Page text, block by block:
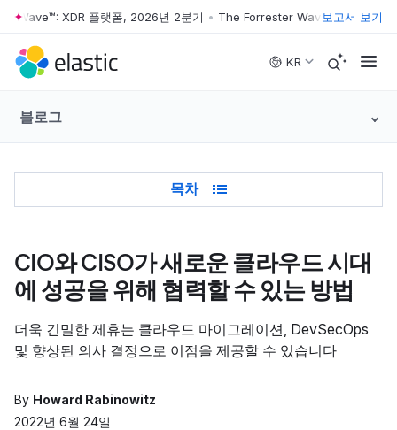
Skip to main content
XDR 플랫폼, 2026년 2분기 • The Forrester Wave™: XDR 플랫폼
보고서 보기
KR
블로그
Table of Contents
목차
CIO와 CISO가 새로운 클라우드 시대
에 성공을 위해 협력할 수 있는 방법
더욱 긴밀한 제휴는 클라우드 마이그레이션, DevSecOps
및 향상된 의사 결정으로 이점을 제공할 수 있습니다
By Howard Rabinowitz
2022년 6월 24일